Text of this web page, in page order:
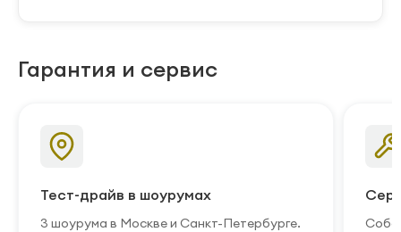
Гарантия и сервис
Тест-драйв в шоурумах
3 шоурума в Москве и Санкт-Петербурге.